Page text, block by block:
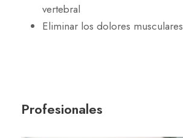
vertebral
Eliminar los dolores musculares
Profesionales